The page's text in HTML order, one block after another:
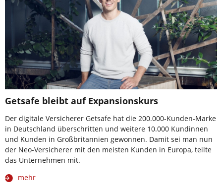
Getsafe bleibt auf Expansionskurs
Der digitale Versicherer Getsafe hat die 200.000-Kunden-Marke
in Deutschland überschritten und weitere 10.000 Kundinnen
und Kunden in Großbritannien gewonnen. Damit sei man nun
der Neo-Versicherer mit den meisten Kunden in Europa, teilte
das Unternehmen mit.
mehr